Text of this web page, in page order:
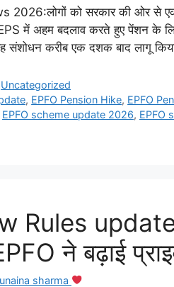
को सरकार की ओर से एक
में अहम बदलाव करते हुए पेंशन के
संशोधन करीब एक दशक बाद लागू
Uncategorized
, EPFO Pension Hike, EPFO
EPFO scheme update 2026, EPFO
Rules
ने बढ़ाई
sharma